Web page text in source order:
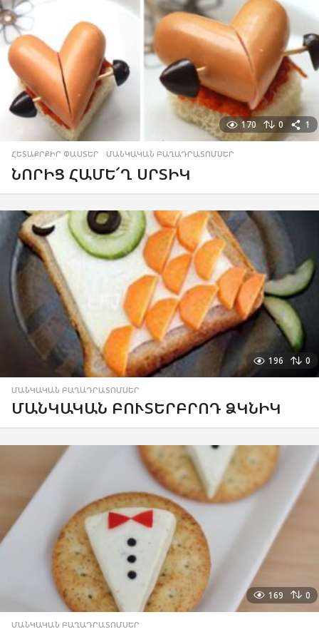
170 0 1
ՀԵՏԱՔՐՔԻՐ ՓԱՍՏԵՐ ,ՄԱՆԿԱԿԱՆ ԲԱՂԱԴՐԱՏՈՄՍԵՐ
ՆՈՐԻՑ ՀԱՄԵ՜Ղ ՍՐՏԻԿ
196 0
ՄԱՆԿԱԿԱՆ ԲԱՂԱԴՐԱՏՈՄՍԵՐ
ՄԱՆԿԱԿԱՆ ԲՈՒՏԵՐԲՐՈԴ ՁԿՆԻԿ
169 0
ՄԱՆԿԱԿԱՆ ԲԱՂԱԴՐԱՏՈՄՍԵՐ